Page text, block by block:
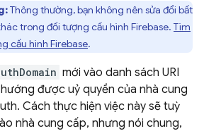
Thông thường, bạn không nên sửa đổi bất
trong đối tượng cấu hình Firebase. Tìm
cấu hình Firebase.
mới vào danh sách URI
được uỷ quyền của nhà cung
Cách thực hiện việc này sẽ tuỳ
nhà cung cấp, nhưng nói chung,